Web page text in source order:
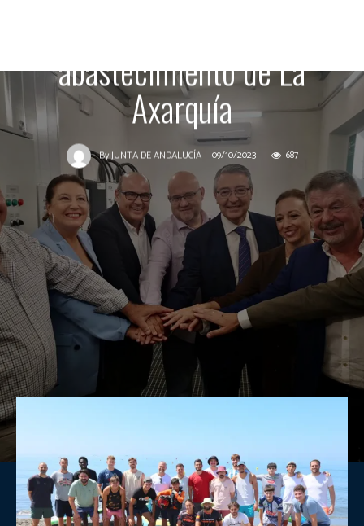
abastecimiento de La
Axarquía
ByJUNTA DE ANDALUCÍA 09/10/2023 687